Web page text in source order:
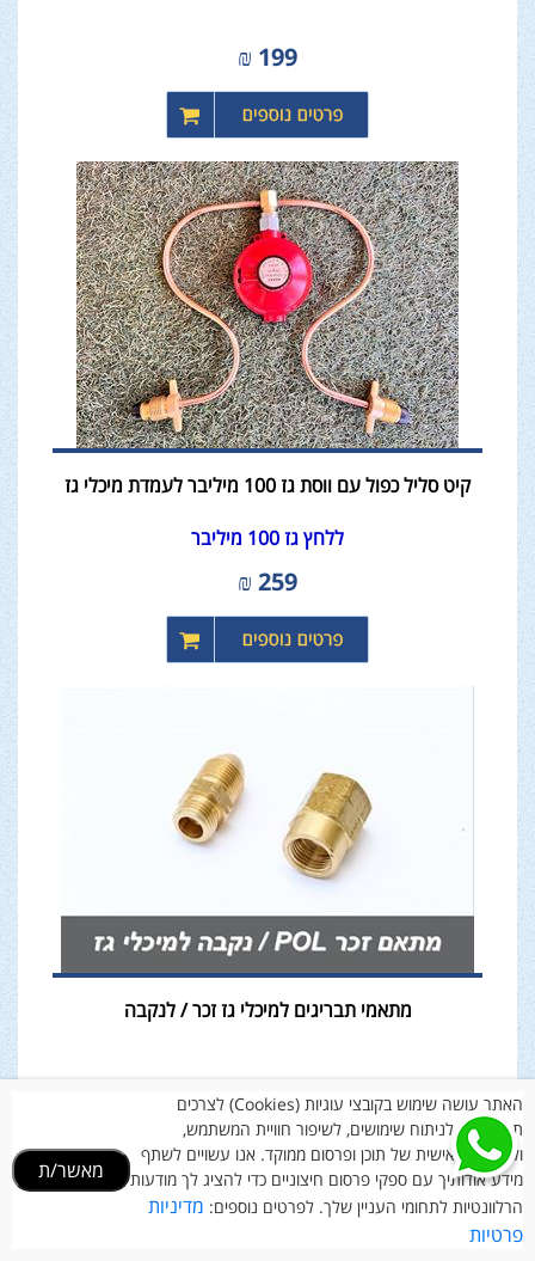
199
₪
קיט סליל כפול עם ווסת גז 100 מיליבר לעמדת מיכלי גז
ללחץ גז 100 מיליבר
259
₪
מתאמי תבריגים למיכלי גז זכר / לנקבה
39
₪ האתר עושה שימוש בקובצי עוגיות (Cookies) לצרכים
תפעוליים, לניתוח שימושים, לשיפור חוויית המשתמש,
ולהתאמה אישית של תוכן ופרסום ממוקד. אנו עשויים לשתף
מידע אודותיך עם ספקי פרסום חיצוניים כדי להציג לך מודעות
הרלוונטיות לתחומי העניין שלך. לפרטים נוספים: מדיניות
פרטיות
מאשר/ת